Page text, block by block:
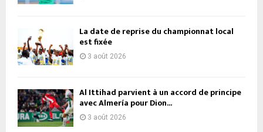
La date de reprise du championnat local
est fixée
3 août 2026
Al Ittihad parvient à un accord de principe
avec Almería pour Dion...
3 août 2026